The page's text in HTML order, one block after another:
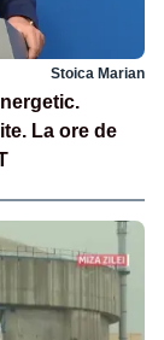
Stoica Marian
La ore de